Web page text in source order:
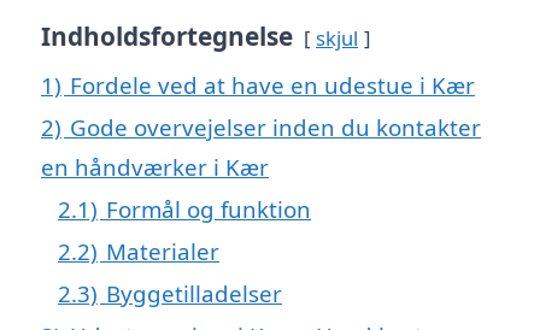
Indholdsfortegnelse skjul
1) Fordele ved at have en udestue i Kær
2) Gode overvejelser inden du kontakter
en håndværker i Kær
2.1) Formål og funktion
2.2) Materialer
2.3) Byggetilladelser